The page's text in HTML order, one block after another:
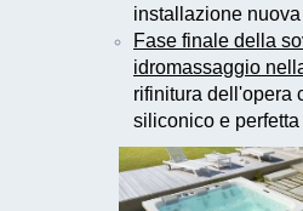
installazione
Fase finale della
idromassaggio
rifinitura dell'opera
siliconico e